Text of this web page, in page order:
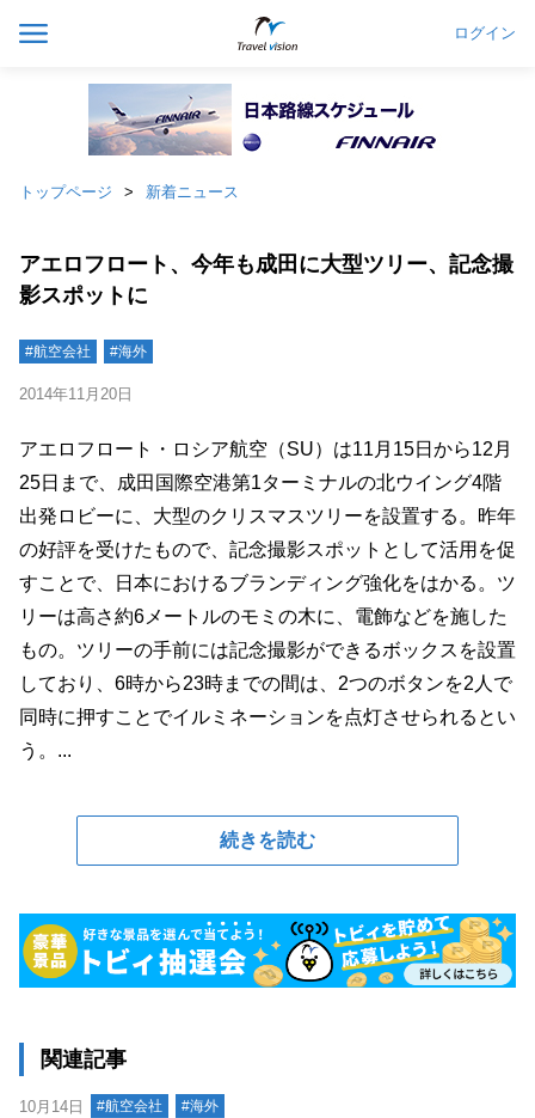
ログイン
トップページ 新着ニュース
アエロフロート、今年も成田に大型ツリー、記念撮
影スポットに
#航空会社 #海外
2014年11月20日
アエロフロート・ロシア航空（SU）は11月15日から12月
25日まで、成田国際空港第1ターミナルの北ウイング4階
出発ロビーに、大型のクリスマスツリーを設置する。昨年
の好評を受けたもので、記念撮影スポットとして活用を促
すことで、日本におけるブランディング強化をはかる。ツ
リーは高さ約6メートルのモミの木に、電飾などを施した
もの。ツリーの手前には記念撮影ができるボックスを設置
しており、6時から23時までの間は、2つのボタンを2人で
同時に押すことでイルミネーションを点灯させられるとい
う。...
続きを読む
関連記事
10月14日 #航空会社 #海外